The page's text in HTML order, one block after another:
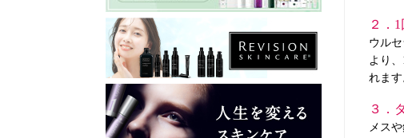
２．
ウル
より
れます
３．
メス